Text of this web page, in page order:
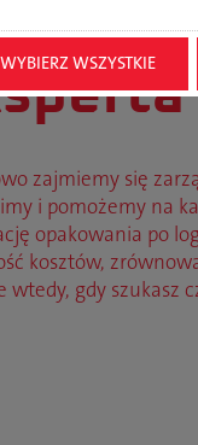
WYBIERZ WSZYSTKIE
zajmiemy się
i pomożemy na
opakowania po
kosztów,
gdy szukasz